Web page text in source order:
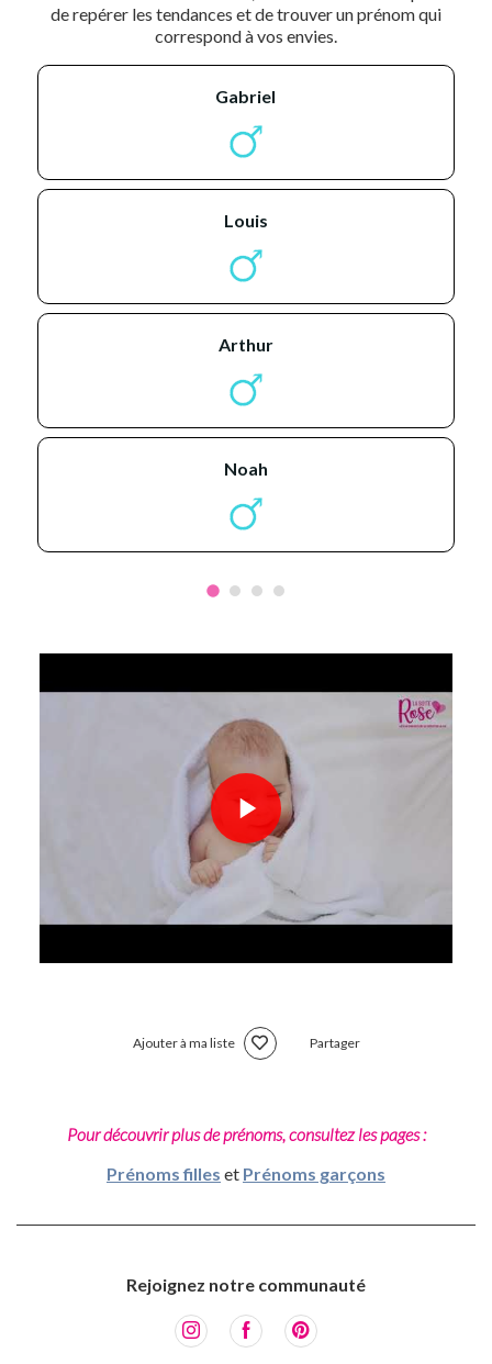
de repérer les tendances et de trouver un prénom qui
correspond à vos envies.
gabriel
louis
arthur
noah
Ajouter à ma liste Partager
Pour découvrir plus de prénoms, consultez les pages :
Prénoms filles et Prénoms garçons
Rejoignez notre communauté